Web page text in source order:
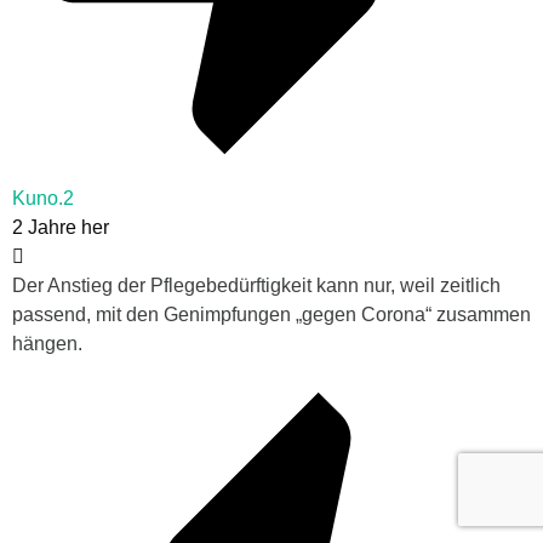
Kuno.2
2 Jahre her
Der Anstieg der Pflegebedürftigkeit kann nur, weil zeitlich
passend, mit den Genimpfungen „gegen Corona“ zusammen
hängen.